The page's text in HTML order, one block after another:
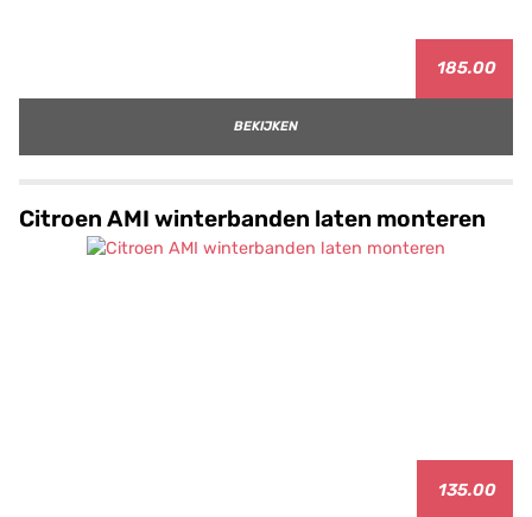
185.00
BEKIJKEN
Citroen AMI winterbanden laten monteren
135.00